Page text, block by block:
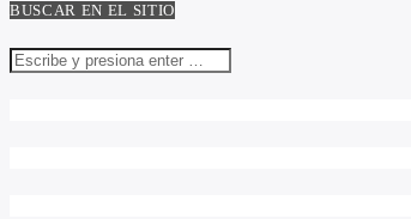
BUSCAR EN EL SITIO